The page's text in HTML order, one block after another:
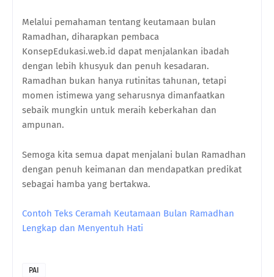
Melalui pemahaman tentang keutamaan bulan
Ramadhan, diharapkan pembaca
KonsepEdukasi.web.id dapat menjalankan ibadah
dengan lebih khusyuk dan penuh kesadaran.
Ramadhan bukan hanya rutinitas tahunan, tetapi
momen istimewa yang seharusnya dimanfaatkan
sebaik mungkin untuk meraih keberkahan dan
ampunan.
Semoga kita semua dapat menjalani bulan Ramadhan
dengan penuh keimanan dan mendapatkan predikat
sebagai hamba yang bertakwa.
Contoh Teks Ceramah Keutamaan Bulan Ramadhan
Lengkap dan Menyentuh Hati
PAI